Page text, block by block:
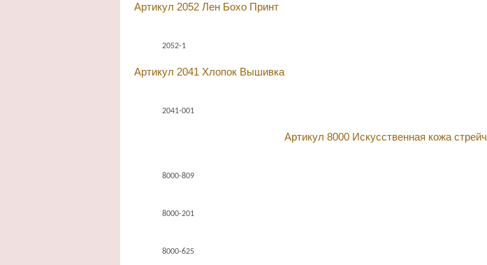
Артикул 2052 Лен Бохо Принт
2052-1
Артикул 2041 Хлопок Вышивка
2041-001
Артикул 8000 Искусственная кожа стрейч
8000-809
8000-201
8000-625